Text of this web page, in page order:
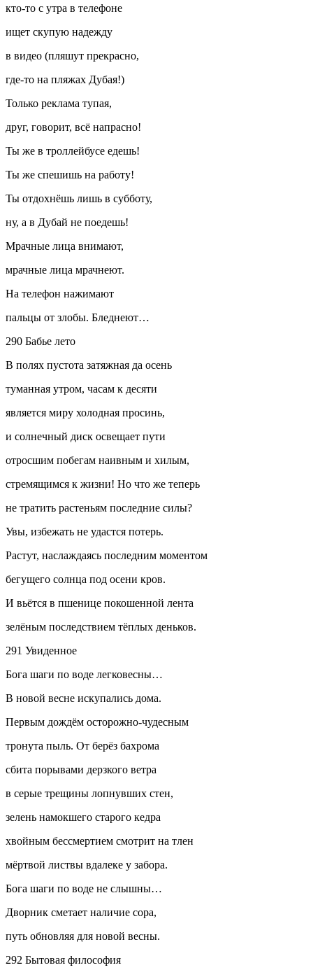
кто-то с утра в телефоне
ищет скупую надежду
в видео (пляшут прекрасно,
где-то на пляжах Дубая!)
Только реклама тупая,
друг, говорит, всё напрасно!
Ты же в троллейбусе едешь!
Ты же спешишь на работу!
Ты отдохнёшь лишь в субботу,
ну, а в Дубай не поедешь!
Мрачные лица внимают,
мрачные лица мрачнеют.
На телефон нажимают
пальцы от злобы. Бледнеют…
290 Бабье лето
В полях пустота затяжная да осень
туманная утром, часам к десяти
является миру холодная просинь,
и солнечный диск освещает пути
отросшим побегам наивным и хилым,
стремящимся к жизни! Но что же теперь
не тратить растеньям последние силы?
Увы, избежать не удастся потерь.
Растут, наслаждаясь последним моментом
бегущего солнца под осени кров.
И вьётся в пшенице покошенной лента
зелёным последствием тёплых деньков.
291 Увиденное
Бога шаги по воде легковесны…
В новой весне искупались дома.
Первым дождём осторожно-чудесным
тронута пыль. От берёз бахрома
сбита порывами дерзкого ветра
в серые трещины лопнувших стен,
зелень намокшего старого кедра
хвойным бессмертием смотрит на тлен
мёртвой листвы вдалеке у забора.
Бога шаги по воде не слышны…
Дворник сметает наличие сора,
путь обновляя для новой весны.
292 Бытовая философия